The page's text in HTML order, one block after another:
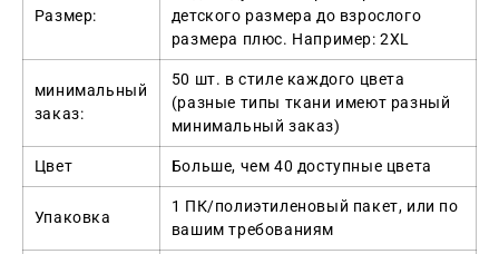
Размер:
детского размера до взрослого
размера плюс. Например: 2XL
минимальный
заказ:
50 шт. в стиле каждого цвета
(разные типы ткани имеют разный
минимальный заказ)
Цвет Больше, чем 40 доступные цвета
Упаковка
1 ПК/полиэтиленовый пакет, или по
вашим требованиям